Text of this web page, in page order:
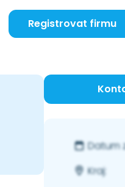
Registrovat firmu
Datum
Kraj: